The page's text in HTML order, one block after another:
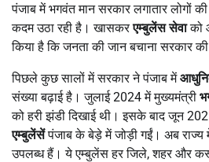
पंजाब में भगवंत मान सरकार लगातार लोगों
कदम उठा रही है। खासकरएम्बुलेंस सेवाको
किया है कि जनता की जान बचाना सरकार
पिछले कुछ सालों में सरकार ने पंजाब में
संख्या बढ़ाई है। जुलाई 2024 में मुख्यमंत्री
को हरी झंडी दिखाई थी। इसके बाद जून
एम्बुलेंसेंपंजाब के बेड़े में जोड़ी गईं। अब राज्य
उपलब्ध हैं। ये एम्बुलेंस हर जिले, शहर और